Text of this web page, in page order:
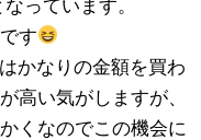
っています。
す
かなりの金額を買わ
高い気がしますが、
くなのでこの機会に